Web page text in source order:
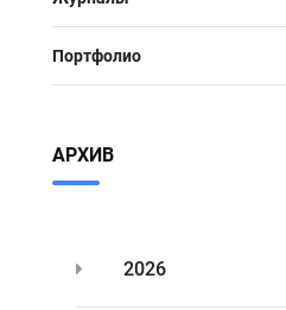
Портфолио
АРХИВ
2026